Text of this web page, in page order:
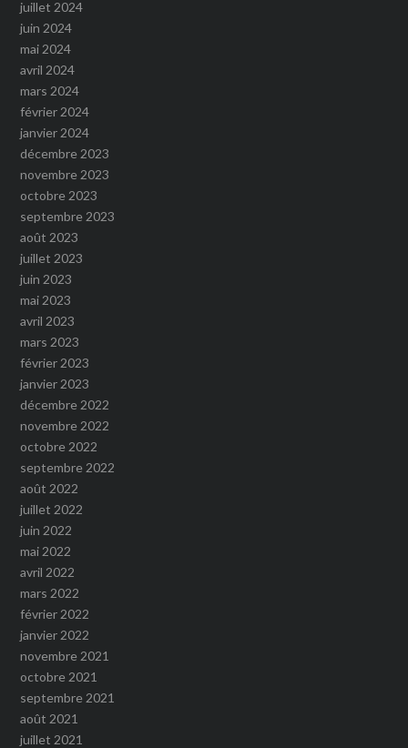
juillet 2024
juin 2024
mai 2024
avril 2024
mars 2024
février 2024
janvier 2024
décembre 2023
novembre 2023
octobre 2023
septembre 2023
août 2023
juillet 2023
juin 2023
mai 2023
avril 2023
mars 2023
février 2023
janvier 2023
décembre 2022
novembre 2022
octobre 2022
septembre 2022
août 2022
juillet 2022
juin 2022
mai 2022
avril 2022
mars 2022
février 2022
janvier 2022
novembre 2021
octobre 2021
septembre 2021
août 2021
juillet 2021